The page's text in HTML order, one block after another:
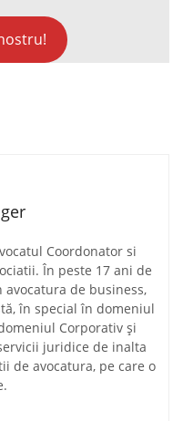
Coordonator si
În peste 17 ani de
de business,
în special în domeniul
Corporativ și
juridice de inalta
de avocatura, pe care o